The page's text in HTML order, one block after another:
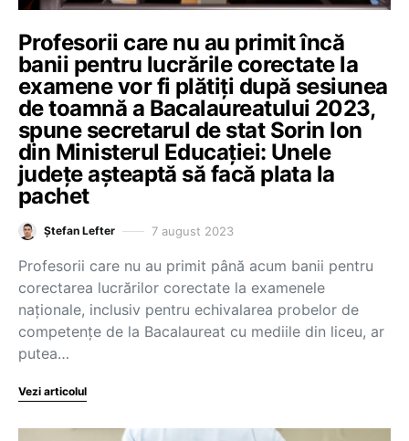
Profesorii care nu au primit încă
banii pentru lucrările corectate la
examene vor fi plătiți după sesiunea
de toamnă a Bacalaureatului 2023,
spune secretarul de stat Sorin Ion
din Ministerul Educației: Unele
județe așteaptă să facă plata la
pachet
Ștefan Lefter 7 august 2023
Profesorii care nu au primit până acum banii pentru
corectarea lucrărilor corectate la examenele
naționale, inclusiv pentru echivalarea probelor de
competențe de la Bacalaureat cu mediile din liceu, ar
putea…
Vezi articolul